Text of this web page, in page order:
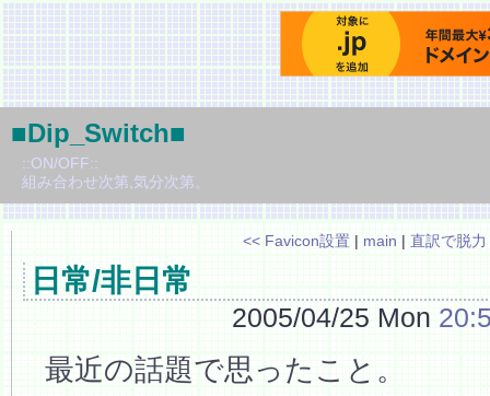
■Dip_Switch■
::ON/OFF::
組み合わせ次第,気分次第。
<< Favicon設置 | main | 直訳で脱力
日常/非日常
2005/04/25 Mon
最近の話題で思ったこと。